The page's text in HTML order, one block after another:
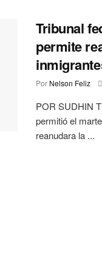
Tribunal
permite
Por Nelson Feliz
POR SUDHIN
permitió el
reanudara la ...